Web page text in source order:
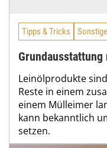
Tipps & Tricks
Leinölprodukte
Reste in einem
einem Mülleimer
kann bekanntlich
setzen.